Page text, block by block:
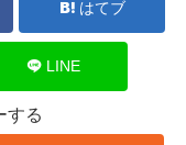
はてブ
LINE
する